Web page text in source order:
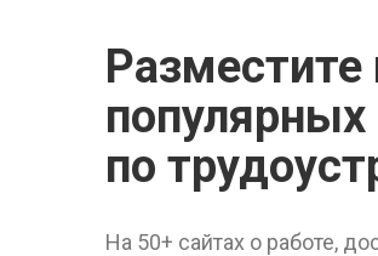
по
На 50+ сайтах о работе,